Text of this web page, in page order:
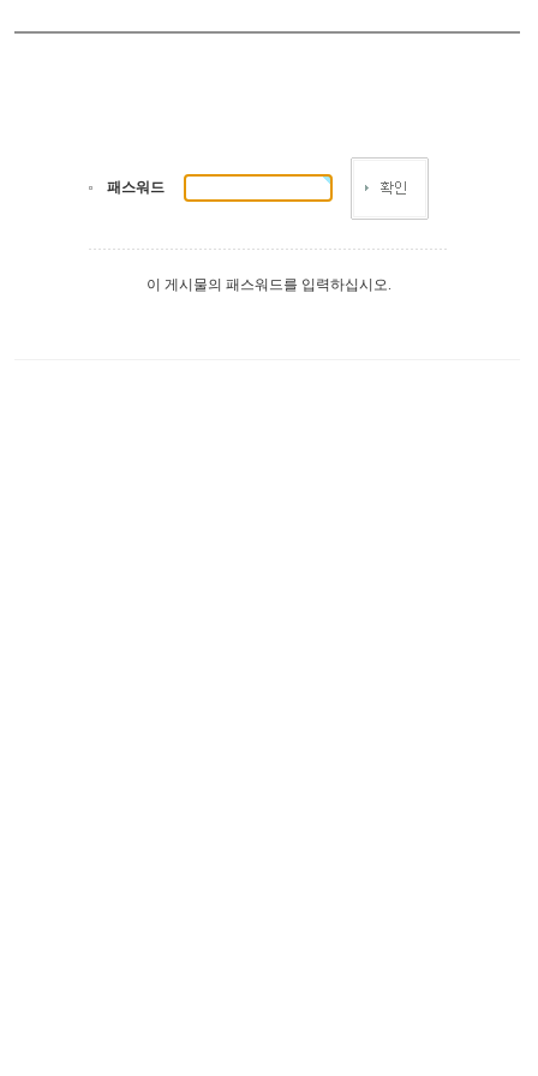
패스워드
이 게시물의 패스워드를 입력하십시오.